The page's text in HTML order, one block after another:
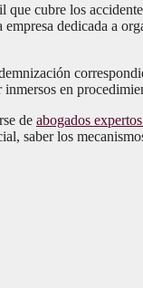
cubre los
dedicada a
inmersos en
de abogados
saber los